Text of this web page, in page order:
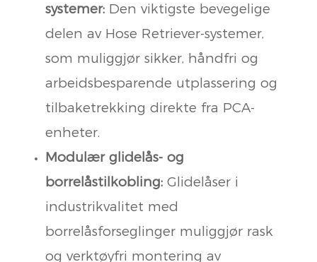
systemer:Den viktigste bevegelige
delen av Hose Retriever-systemer,
som muliggjør sikker, håndfri og
arbeidsbesparende utplassering og
tilbaketrekking direkte fra PCA-
enheter.
Modulær glidelås- og
borrelåstilkobling:Glidelåser i
industrikvalitet med
borrelåsforseglinger muliggjør rask
og verktøyfri montering av